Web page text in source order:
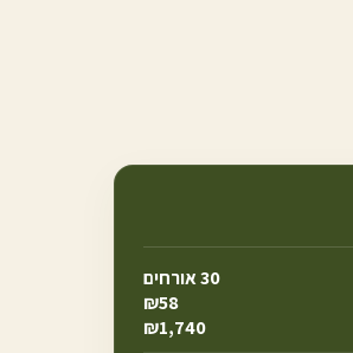
30אורחים
₪58
₪1,740